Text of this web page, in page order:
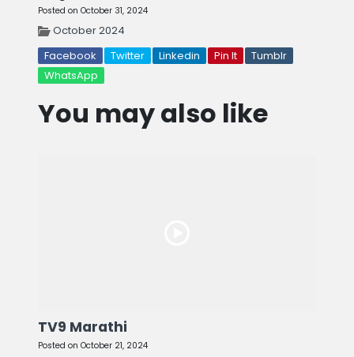
Posted on October 31, 2024
October 2024
Facebook
Twitter Linkedin Pin It
Tumblr
WhatsApp
You may also like
TV9 Marathi
Posted on October 21, 2024